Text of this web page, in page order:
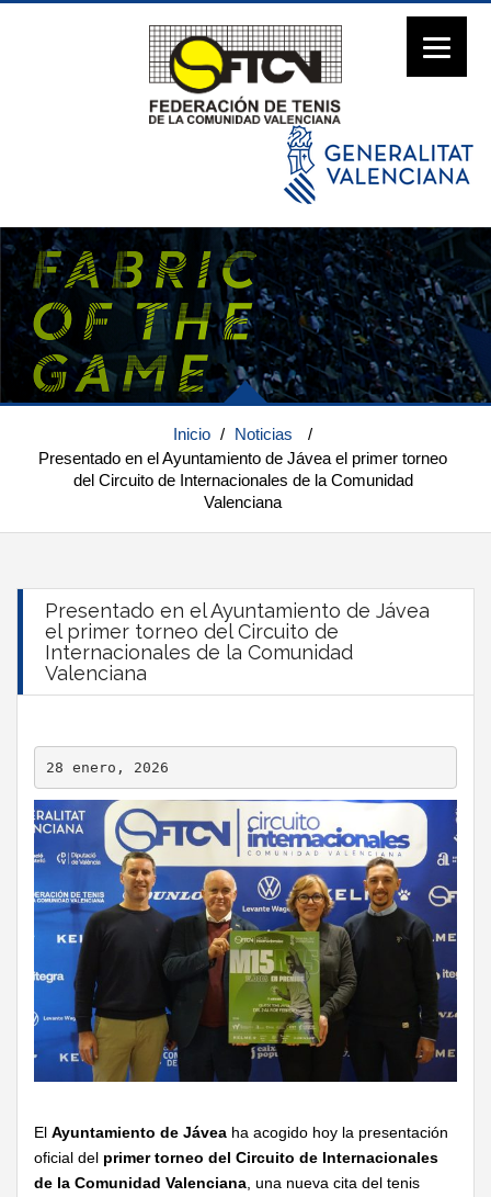
Inicio / Noticias
/
Presentado en el Ayuntamiento de Jávea el primer torneo
del Circuito de Internacionales de la Comunidad
Valenciana
Presentado en el Ayuntamiento de Jávea
el primer torneo del Circuito de
Internacionales de la Comunidad
Valenciana
28 enero, 2026
El Ayuntamiento de Jávea ha acogido hoy la presentación
oficial del primer torneo del Circuito de Internacionales
de la Comunidad Valenciana , una nueva cita del tenis